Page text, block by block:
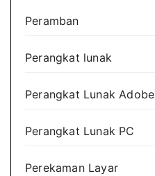
Peramban
Perangkat lunak
Perangkat Lunak Adobe
Perangkat Lunak PC
Perekaman Layar